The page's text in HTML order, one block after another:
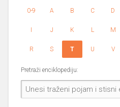
0-9 A B C D
I J K L M
R S T U V
Pretraži enciklopediju: